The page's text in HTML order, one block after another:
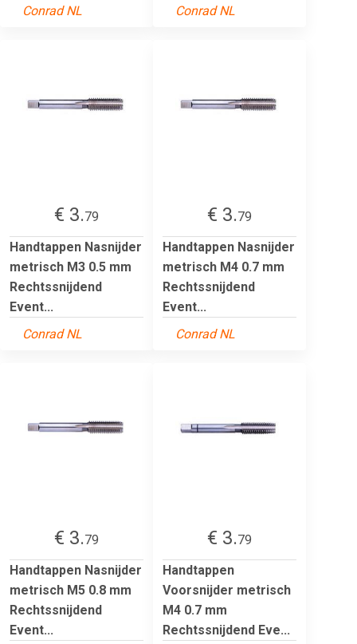
Conrad NL
Conrad NL
€ 3.79
Handtappen Nasnijder
metrisch M3 0.5 mm
Rechtssnijdend
Event...
Conrad NL
€ 3.79
Handtappen Nasnijder
metrisch M4 0.7 mm
Rechtssnijdend
Event...
Conrad NL
€ 3.79
Handtappen Nasnijder
metrisch M5 0.8 mm
Rechtssnijdend
Event...
€ 3.79
Handtappen
Voorsnijder metrisch
M4 0.7 mm
Rechtssnijdend Eve...